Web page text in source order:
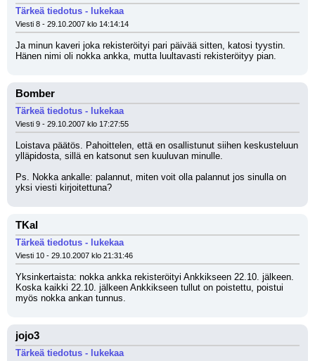
Tärkeä tiedotus - lukekaa
Viesti 8 - 29.10.2007 klo 14:14:14
Ja minun kaveri joka rekisteröityi pari päivää sitten, katosi tyystin.
Hänen nimi oli nokka ankka, mutta luultavasti rekisteröityy pian.
Bomber
Tärkeä tiedotus - lukekaa
Viesti 9 - 29.10.2007 klo 17:27:55
Loistava päätös. Pahoittelen, että en osallistunut siihen keskusteluun
ylläpidosta, sillä en katsonut sen kuuluvan minulle.
Ps. Nokka ankalle: palannut, miten voit olla palannut jos sinulla on
yksi viesti kirjoitettuna?
TKal
Tärkeä tiedotus - lukekaa
Viesti 10 - 29.10.2007 klo 21:31:46
Yksinkertaista: nokka ankka rekisteröityi Ankkikseen 22.10. jälkeen.
Koska kaikki 22.10. jälkeen Ankkikseen tullut on poistettu, poistui
myös nokka ankan tunnus.
jojo3
Tärkeä tiedotus - lukekaa